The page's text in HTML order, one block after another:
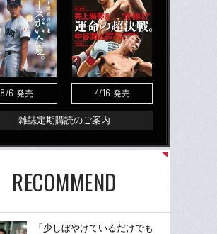
8/6 発売 4/16 発売
雑誌定期購読のご案内
RECOMMEND
「少しぼやけているだけでも